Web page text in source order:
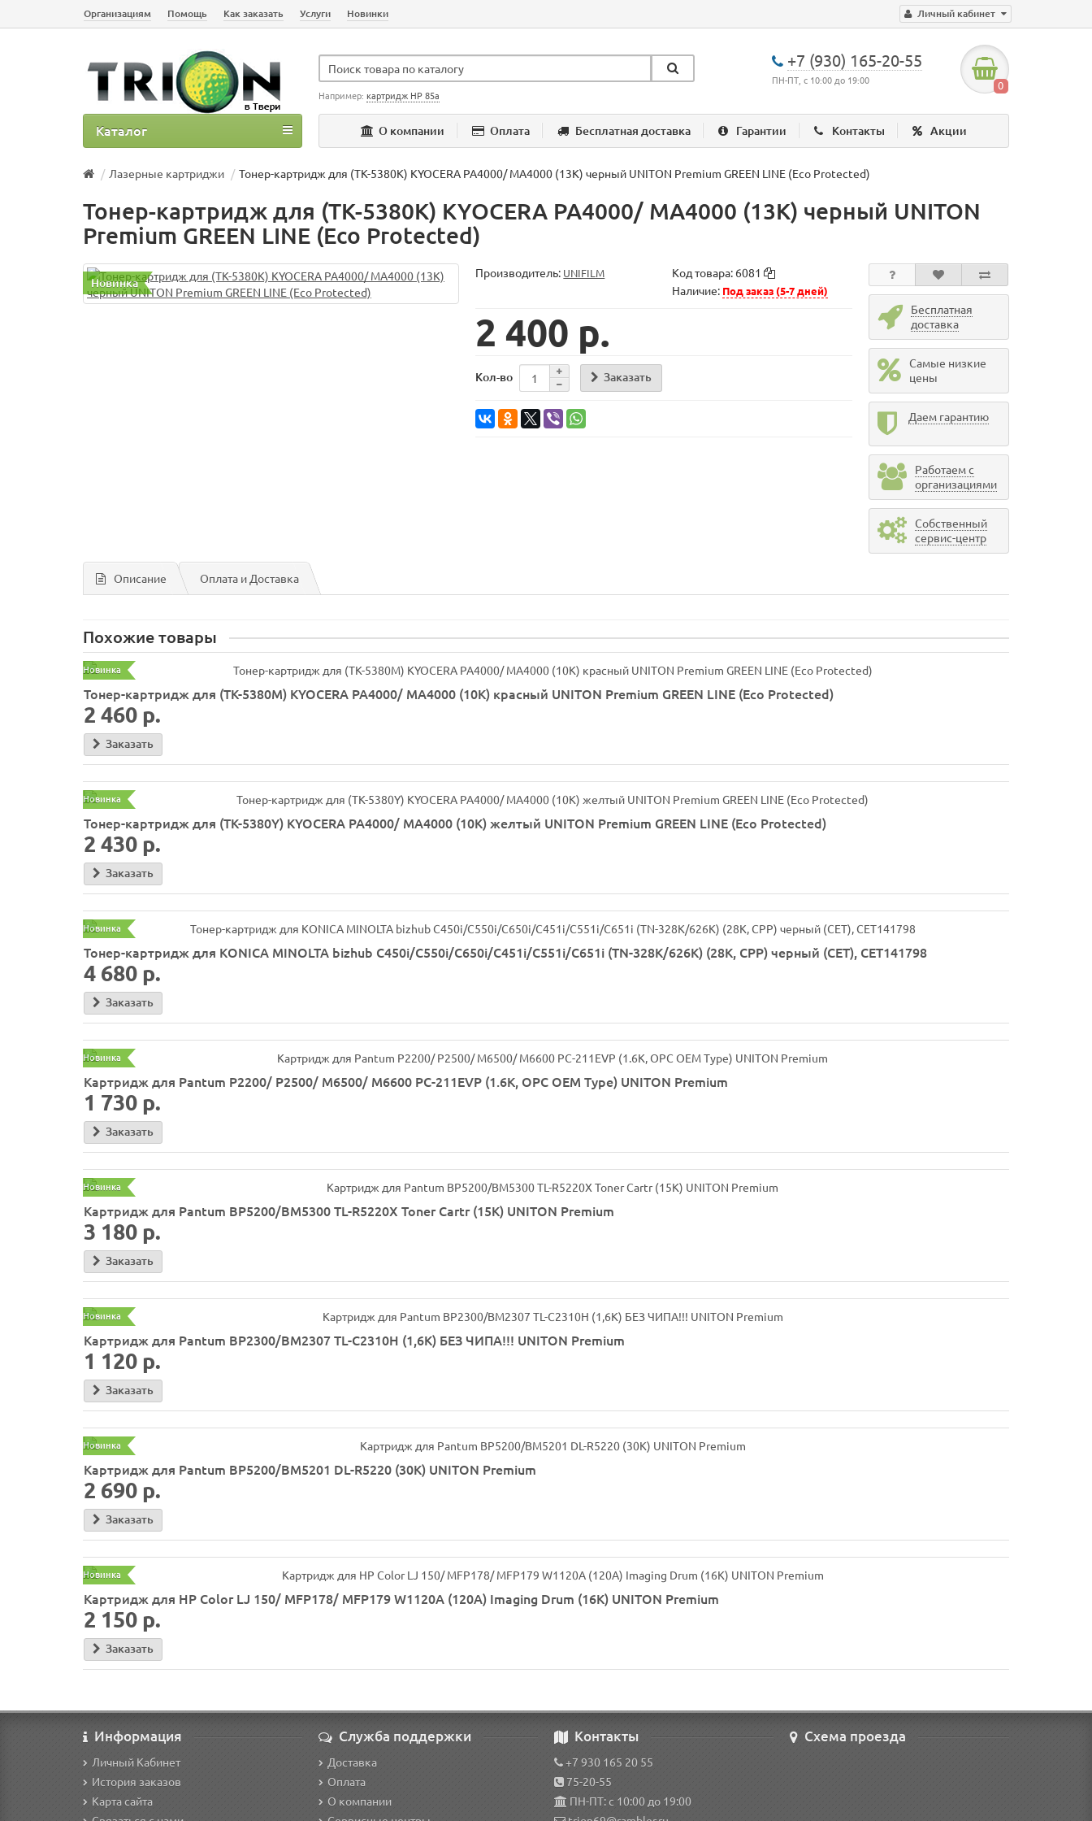
Личный кабинет
Организациям Помощь Как заказать Услуги Новинки
+7 (930) 165-20-55
ПН-ПТ, с 10:00 до 19:00 0
Например: картридж HP 85a
О компании Оплата Бесплатная доставка Гарантии Контакты Акции
Каталог
Лазерные картриджи Тонер-картридж для (TK-5380K) KYOCERA PA4000/ MA4000 (13K) черный UNITON Premium GREEN LINE (Eco Protected)
Тонер-картридж для (TK-5380K) KYOCERA PA4000/ MA4000 (13K) черный UNITON
Premium GREEN LINE (Eco Protected)
Новинка
Производитель: UNIFILM Код товара: 6081
Наличие: Под заказ (5-7 дней)
2 400 р.
Кол-во Заказать
Бесплатная
доставка
Самые низкие
цены
Даем гарантию
Работаем с
организациями
Собственный
сервис-центр
Описание Оплата и Доставка
Похожие товары
Новинка
Тонер-картридж для (TK-5380M) KYOCERA PA4000/ MA4000 (10K) красный UNITON Premium GREEN LINE (Eco Protected)
2 460 р.
Заказать
Новинка
Тонер-картридж для (TK-5380Y) KYOCERA PA4000/ MA4000 (10K) желтый UNITON Premium GREEN LINE (Eco Protected)
2 430 р.
Заказать
Новинка
Тонер-картридж для KONICA MINOLTA bizhub C450i/C550i/C650i/C451i/C551i/C651i (TN-328K/626K) (28K, CPP) черный (CET), CET141798
4 680 р.
Заказать
Новинка
Картридж для Pantum P2200/ P2500/ M6500/ M6600 PC-211EVP (1.6K, OPC OEM Type) UNITON Premium
1 730 р.
Заказать
Новинка
Картридж для Pantum BP5200/BM5300 TL-R5220X Toner Cartr (15K) UNITON Premium
3 180 р.
Заказать
Новинка
Картридж для Pantum BP2300/BM2307 TL-C2310H (1,6K) БЕЗ ЧИПА!!! UNITON Premium
1 120 р.
Заказать
Новинка
Картридж для Pantum BP5200/BM5201 DL-R5220 (30K) UNITON Premium
2 690 р.
Заказать
Новинка
Картридж для HP Color LJ 150/ MFP178/ MFP179 W1120A (120A) Imaging Drum (16К) UNITON Premium
2 150 р.
Заказать
Информация
Личный Кабинет
История заказов
Карта сайта
Служба поддержки
Доставка
Оплата
О компании
Контакты
+7 930 165 20 55
75-20-55
ПН-ПТ: с 10:00 до 19:00
Схема проезда